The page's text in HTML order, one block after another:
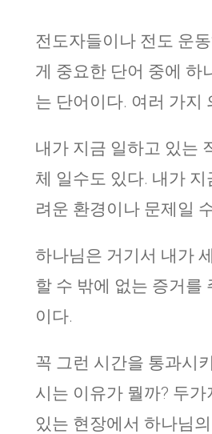
전도자들이나 전도 운
게 중요한 단어 중에 하
는 단어이다. 여러 가지
내가 지금 일하고 있는
체 일수도 있다. 내가 지
려운 환경이나 문제일
하나님은 거기서 내가
할 수 밖에 없는 증거를
이다.
꼭 그런 시간을 통과시
시는 이유가 뭘까? 두
있는 현장에서 하나님